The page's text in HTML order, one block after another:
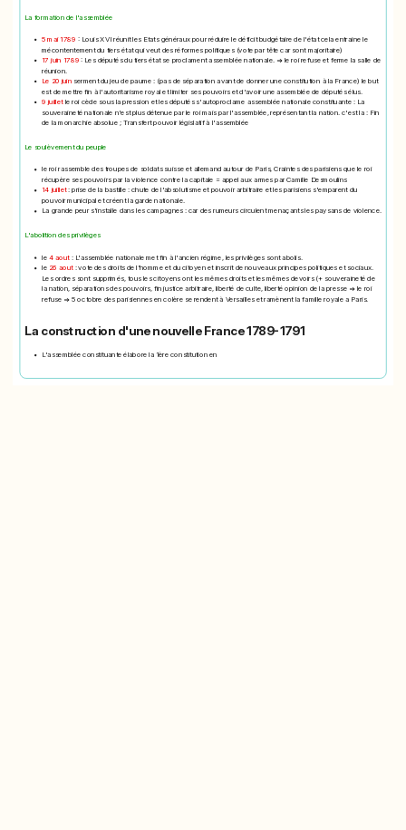
La formation de l'assemblée
5 mai 1789 : Louis XVI réunit les Etats généraux pour réduire le déficit budgétaire de l'état cela entraine le
mécontentement du tiers état qui veut des réformes politiques (vote par tête car sont majoritaire)
17 juin 1789 : Les députés du tiers état se proclament assemblée nationale. => le roi refuse et ferme la salle de
réunion.
Le 20 juin serment du jeu de paume : (pas de séparation avant de donner une constitution à la France) le but
est de mettre fin à l'autoritarisme royal et limiter ses pouvoirs et d'avoir une assemblée de députés élus.
9 juilletle roi cède sous la pression et les députés s'autoproclame assemblée nationale constituante : La
souveraineté nationale n'est plus détenue par le roi mais par l'assemblée, représentant la nation. c'est la : Fin
de la monarchie absolue ; Transfert pouvoir législatif à l'assemblée
Le soulèvement du peuple
le roi rassemble des troupes de soldats suisse et allemand autour de Paris, Craintes des parisiens que le roi
récupère ses pouvoirs par la violence contre la capitale = appel aux armes par Camille Desmoulins
14 juillet: prise de la bastille : chute de l'absolutisme et pouvoir arbitraire et les parisiens s'emparent du
pouvoir municipal et créent la garde nationale.
La grande peur s'installe dans les campagnes : car des rumeurs circulent menaçants les paysans de violence.
L'abolition des privilèges
le4 aout: L'assemblée nationale met fin à l'ancien régime, les privilèges sont abolis.
le 26 aout: vote des droits de l'homme et du citoyen et inscrit de nouveaux principes politiques et sociaux.
Les ordres sont supprimés, tous les citoyens ont les mêmes droits et les mêmes devoirs (+ souveraineté de
la nation, séparations des pouvoirs, fin justice arbitraire, liberté de culte, liberté opinion de la presse => le roi
refuse => 5 octobre des parisiennes en colère se rendent à Versailles et ramènent la famille royale a Paris.
La construction d'une nouvelle France 1789-1791
L'assemblée constituante élabore la 1ère constitution en